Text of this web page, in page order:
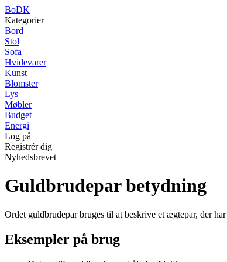
BoDK
Kategorier
Bord
Stol
Sofa
Hvidevarer
Kunst
Blomster
Lys
Møbler
Budget
Energi
Log på
Registrér dig
Nyhedsbrevet
Guldbrudepar betydning
Ordet guldbrudepar bruges til at beskrive et ægtepar, der
Eksempler på brug